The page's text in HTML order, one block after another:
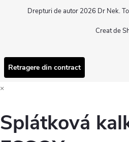
Creat de
Drepturi de autor 2026 Dr Nek.
Retragere din contract
×
Splátková